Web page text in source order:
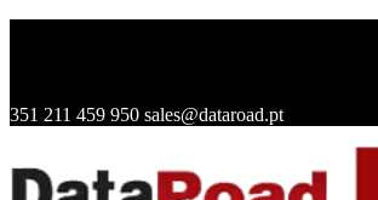
351 211 459 950 sales@dataroad.pt